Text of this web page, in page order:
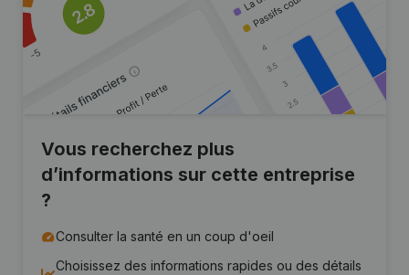
Vous recherchez plus
d’informations sur cette entreprise
?
Consulter la santé en un coup d'oeil
Choisissez des informations rapides ou des détails